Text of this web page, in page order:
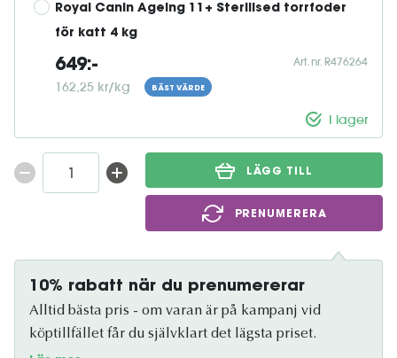
Royal Canin Ageing 11+ Sterilised torrfoder
för katt 4 kg
649:-
162,25 kr/kg BÄST VÄRDE
Art. nr. R476264
I lager
LÄGG TILL
PRENUMERERA
10% rabatt när du prenumererar
Alltid bästa pris - om varan är på kampanj vid
köptillfället får du självklart det lägsta priset.